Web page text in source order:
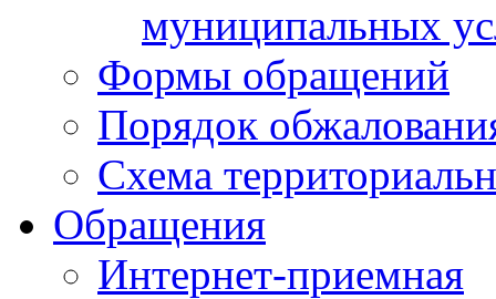
муниципальных
Формы обращений
Порядок
Схема
Обращения
Интернет-приемная